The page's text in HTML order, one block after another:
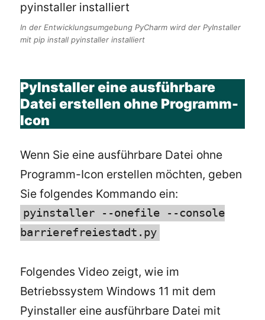
In der Entwicklungsumgebung PyCharm wird der PyInstaller
mit pip install pyinstaller installiert
PyInstaller eine ausführbare
Datei erstellen ohne Programm-
Icon
Wenn Sie eine ausführbare Datei ohne
Programm-Icon erstellen möchten, geben
Sie folgendes Kommando ein:
pyinstaller --onefile --console
barrierefreiestadt.py
Folgendes Video zeigt, wie im
Betriebssystem Windows 11 mit dem
Pyinstaller eine ausführbare Datei mit